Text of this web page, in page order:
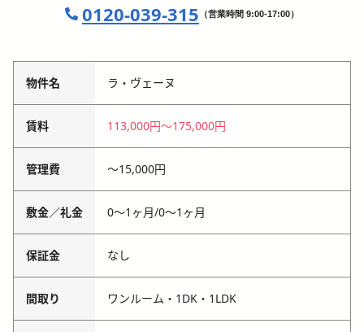
0120-039-315 （営業時間 9:00-17:00）
物件名 ラ・ヴェーヌ
賃料 113,000円〜175,000円
管理費 〜15,000円
敷金／礼金 0〜1ヶ月/0〜1ヶ月
保証金 なし
間取り ワンルーム・1DK・1LDK